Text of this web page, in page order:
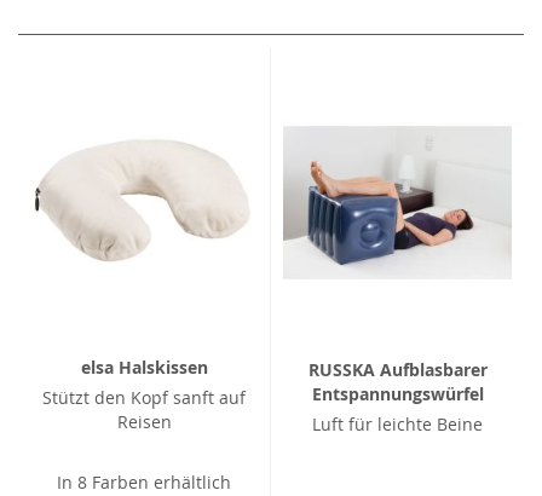
elsa Halskissen
Stützt den Kopf sanft auf
Reisen
In 8 Farben erhältlich
RUSSKA Aufblasbarer
Entspannungswürfel
Luft für leichte Beine